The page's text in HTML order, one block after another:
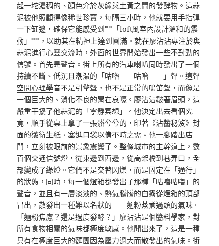
起一坨濃稠的、顏色介於灰綠與土黃之間的發酵物。這蒜
泥被他照顧得像稀世珍寶，每隔三小時，他就要用手指彈
一下缸邊，確保它能感受到**「loft風室內設計溫和的震
動」**，以助其在精神上達到圓滿。就在廖沾沾專注於與
蒜泥進行心靈交流時，外面的世界開始發出一些不對勁的
信號。首先是聲音。街上所有的汽車喇叭同時發出了一個
持續不斷、低沉且潮濕的「咕嚕——咕嚕——」聲。這聲
空間心理學音不是引擎聲，也不是正常的鳴笛聲，而像是
一個巨大的、消化不良的胃在哀嚎。廖沾沾皺著眉頭，這
嚴重干擾了他蒜泥的「寧靜冥想」。他決定出去看個究
竟，順手從桌上拿了一張髒兮兮的，印著《沾醬秘笈》封
面的皺衛生紙，塞進口袋以備不時之需。他一腳踏出店
門，立刻被眼前的景象震驚了。整條城市的主幹道上，數
百個交通信號燈，從東邊到西邊，從高架橋到巷弄口，全
部變成了綠燈。它們不是交替閃爍，而是固定在「通行」
的狀態，同時，每一個燈箱都發出了那種「咕嚕咕嚕」的
聲音，並且有一層淡淡的、熱氣騰騰的白霧從燈箱的頂部
冒出，散發出一種難以名狀的——麵粉蒸煮過頭的氣味。
「麵粉焦慮？還是過度發酵？」廖沾沾是個醬料學家，對
所有食物相關的氣味都極度敏感。他聞出來了，這是一種
只有在極度巨大的麵團因為壓力過大而散發出的氣味。街